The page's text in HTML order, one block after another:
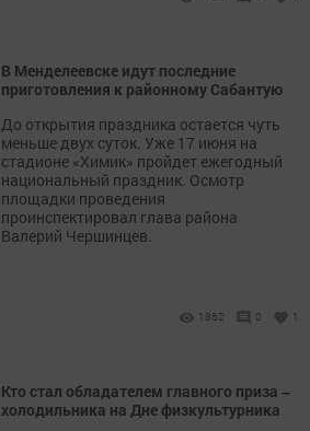
В Менделеевске идут последние
приготовления к районному Сабантую
До открытия праздника остается чуть
меньше двух суток. Уже 17 июня на
стадионе «Химик» пройдет ежегодный
национальный праздник. Осмотр
площадки проведения
проинспектировал глава района
Валерий Чершинцев.
1862 0 1
Кто стал обладателем главного приза ‒
холодильника на Дне физкультурника